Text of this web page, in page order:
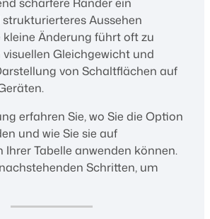
Aussehen
kleine Änderung führt oft zu
visuellen Gleichgewicht und
von Schaltflächen auf
erfahren Sie, wo Sie die Option
und wie Sie sie auf
Tabelle anwenden können.
Schritten, um